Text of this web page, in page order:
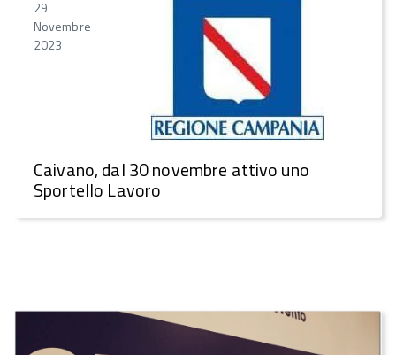
29
Novembre
2023
Caivano, dal 30 novembre attivo uno
Sportello Lavoro